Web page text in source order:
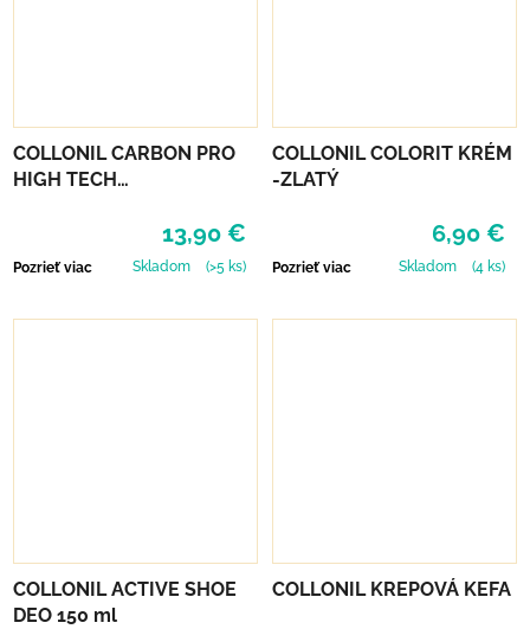
COLLONIL CARBON PRO
HIGH TECH
13,90 €
Pozrieť viac Skladom (>5 ks)
COLLONIL COLORIT KRÉM
-ZLATÝ
6,90 €
Pozrieť viac Skladom (4 ks)
COLLONIL ACTIVE SHOE
DEO 150 ml
COLLONIL KREPOVÁ KEFA